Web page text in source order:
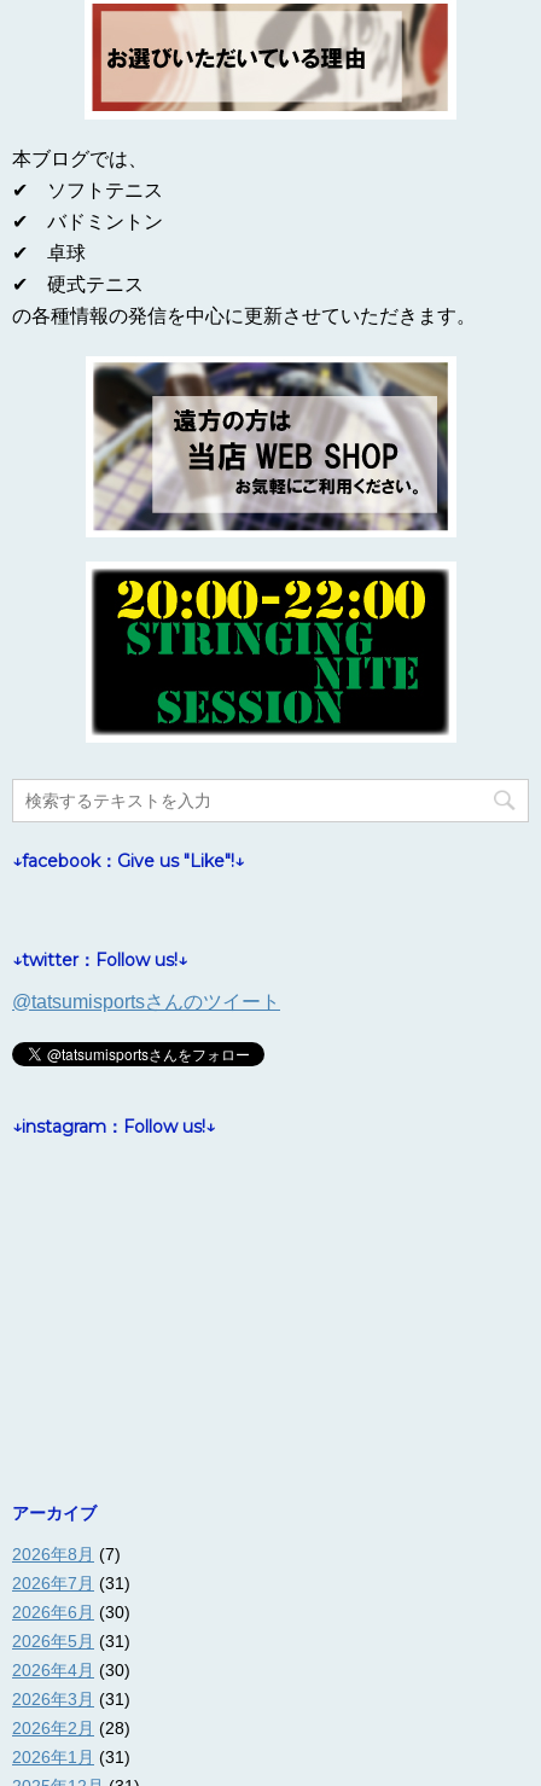
本ブログでは、
✔ ソフトテニス
✔ バドミントン
✔ 卓球
✔ 硬式テニス
の各種情報の発信を中心に更新させていただきます。
↓facebook：Give us "Like"!↓
↓twitter：Follow us!↓
@tatsumisportsさんのツイート
↓instagram：Follow us!↓
アーカイブ
2026年8月 (7)
2026年7月 (31)
2026年6月 (30)
2026年5月 (31)
2026年4月 (30)
2026年3月 (31)
2026年2月 (28)
2026年1月 (31)